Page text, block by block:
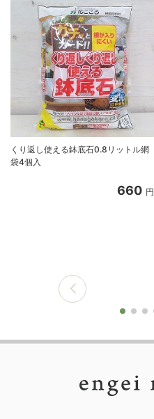
くり返し使える鉢底石0.8リットル網
袋4個入
660 円